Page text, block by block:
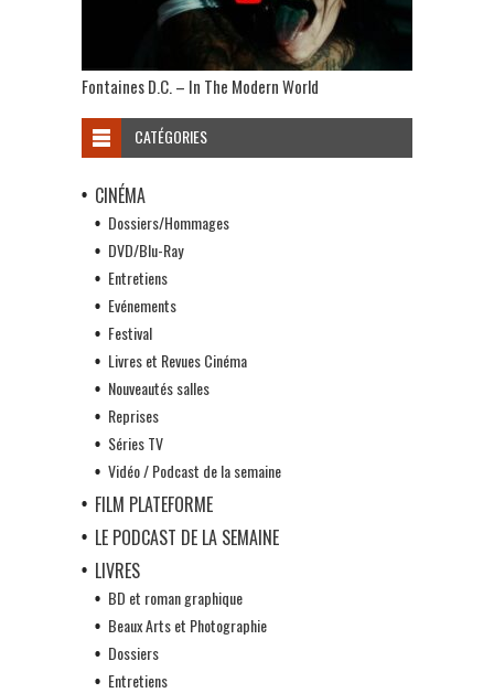
Fontaines D.C. – In The Modern World
CATÉGORIES
CINÉMA
Dossiers/Hommages
DVD/Blu-Ray
Entretiens
Evénements
Festival
Livres et Revues Cinéma
Nouveautés salles
Reprises
Séries TV
Vidéo / Podcast de la semaine
FILM PLATEFORME
LE PODCAST DE LA SEMAINE
LIVRES
BD et roman graphique
Beaux Arts et Photographie
Dossiers
Entretiens